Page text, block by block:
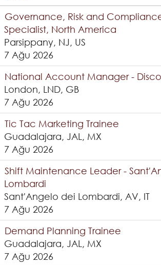
Governance, Risk and
Specialist, North America
Parsippany, NJ, US
7 Ağu 2026
National Account Manager -
London, LND, GB
7 Ağu 2026
Tic Tac Marketing Trainee
Guadalajara, JAL, MX
7 Ağu 2026
Shift Maintenance Leader -
Lombardi
Sant'Angelo dei Lombardi, AV, IT
7 Ağu 2026
Demand Planning Trainee
Guadalajara, JAL, MX
7 Ağu 2026